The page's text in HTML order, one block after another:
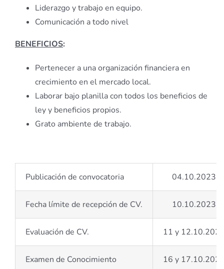
Liderazgo y trabajo en equipo.
Comunicación a todo nivel
BENEFICIOS:
Pertenecer a una organización financiera en
crecimiento en el mercado local.
Laborar bajo planilla con todos los beneficios de
ley y beneficios propios.
Grato ambiente de trabajo.
Publicación de convocatoria 04.10.2023
Fecha límite de recepción de CV. 10.10.2023
Evaluación de CV. 11 y
Examen de Conocimiento 16 y